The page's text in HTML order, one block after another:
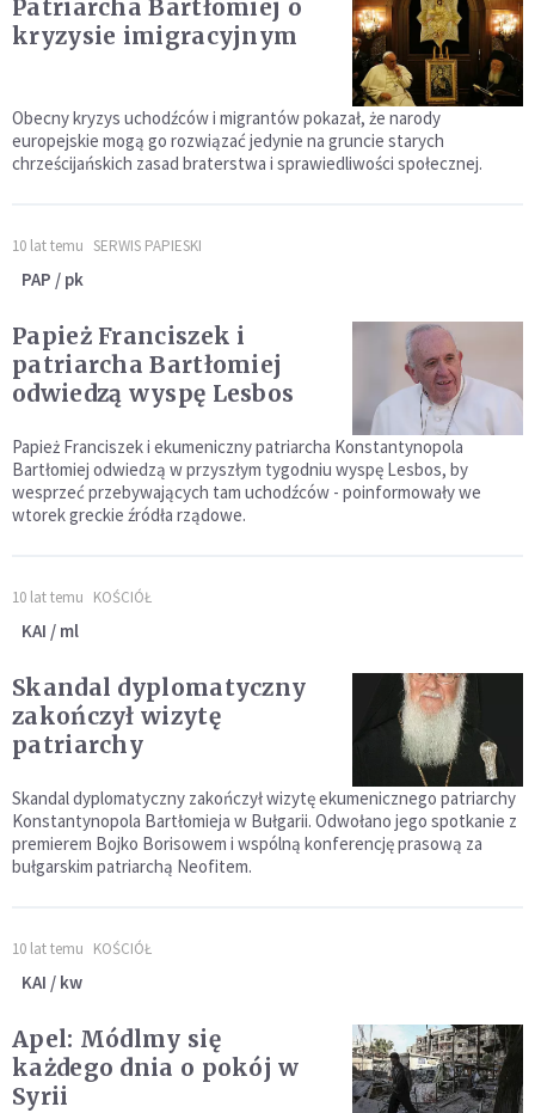
Patriarcha Bartłomiej o
kryzysie imigracyjnym
Obecny kryzys uchodźców i migrantów pokazał, że narody
europejskie mogą go rozwiązać jedynie na gruncie starych
chrześcijańskich zasad braterstwa i sprawiedliwości społecznej.
10 lat temu SERWIS PAPIESKI
PAP / pk
Papież Franciszek i
patriarcha Bartłomiej
odwiedzą wyspę Lesbos
Papież Franciszek i ekumeniczny patriarcha Konstantynopola
Bartłomiej odwiedzą w przyszłym tygodniu wyspę Lesbos, by
wesprzeć przebywających tam uchodźców - poinformowały we
wtorek greckie źródła rządowe.
10 lat temu KOŚCIÓŁ
KAI / ml
Skandal dyplomatyczny
zakończył wizytę
patriarchy
Skandal dyplomatyczny zakończył wizytę ekumenicznego patriarchy
Konstantynopola Bartłomieja w Bułgarii. Odwołano jego spotkanie z
premierem Bojko Borisowem i wspólną konferencję prasową za
bułgarskim patriarchą Neofitem.
10 lat temu KOŚCIÓŁ
KAI / kw
Apel: Módlmy się
każdego dnia o pokój w
Syrii